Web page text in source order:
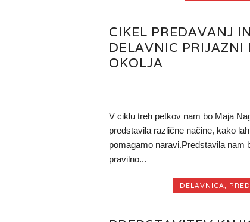
CIKEL PREDAVANJ IN
DELAVNIC PRIJAZNI
OKOLJA
V ciklu treh petkov nam bo Maja
predstavila različne načine, kako
pomagamo naravi.Predstavila nam
pravilno...
DELAVNICA